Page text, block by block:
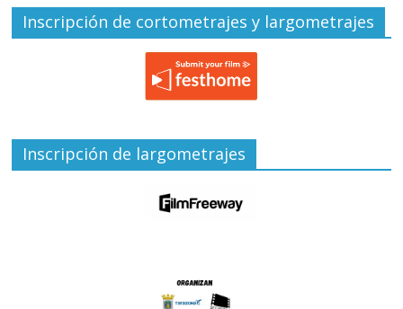
Inscripción de cortometrajes y largometrajes
Inscripción de largometrajes